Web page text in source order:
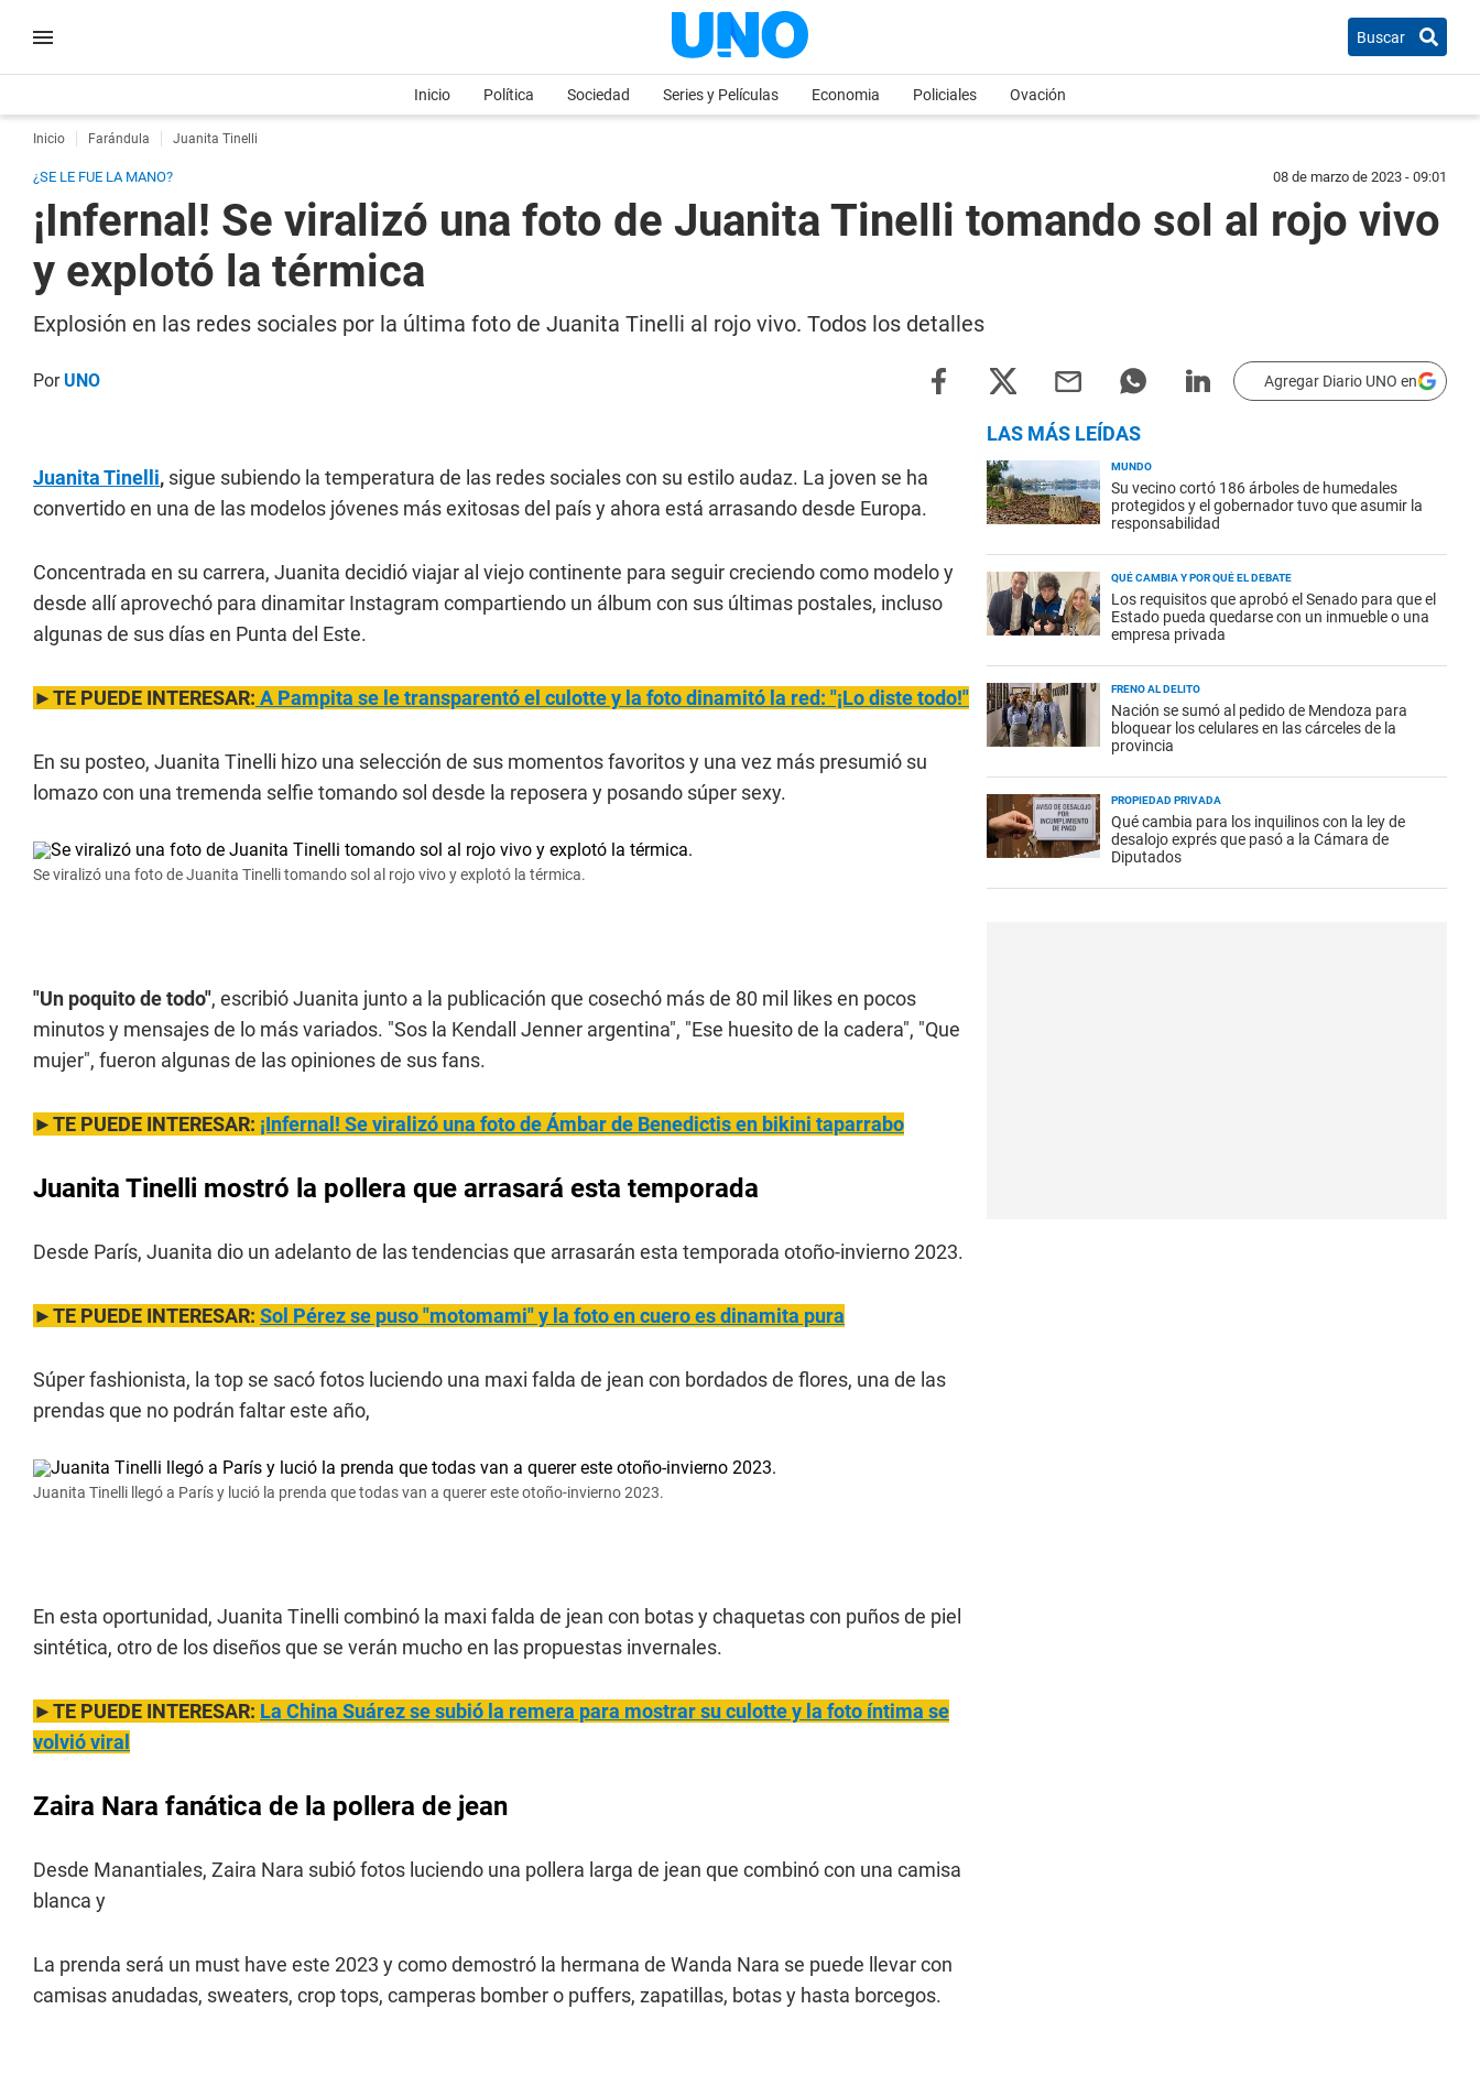
Buscar
Inicio Política Sociedad Series y Películas Economia Policiales Ovación
Inicio Farándula Juanita Tinelli
¿SE LE FUE LA MANO? 08 de marzo de 2023 - 09:01
¡Infernal! Se viralizó una foto de Juanita Tinelli tomando sol al rojo vivo
y explotó la térmica
Explosión en las redes sociales por la última foto de Juanita Tinelli al rojo vivo. Todos los detalles
PorUNO Agregar Diario UNO en
Juanita Tinelli, sigue subiendo la temperatura de las redes sociales con su estilo audaz. La joven se ha
convertido en una de las modelos jóvenes más exitosas del país y ahora está arrasando desde Europa.
Concentrada en su carrera, Juanita decidió viajar al viejo continente para seguir creciendo como modelo y
desde allí aprovechó para dinamitar Instagram compartiendo un álbum con sus últimas postales, incluso
algunas de sus días en Punta del Este.
►TE PUEDE INTERESAR: A Pampita se le transparentó el culotte y la foto dinamitó la red: "¡Lo diste todo!"
En su posteo, Juanita Tinelli hizo una selección de sus momentos favoritos y una vez más presumió su
lomazo con una tremenda selfie tomando sol desde la reposera y posando súper sexy.
Se viralizó una foto de Juanita Tinelli tomando sol al rojo vivo y explotó la térmica.
"Un poquito de todo", escribió Juanita junto a la publicación que cosechó más de 80 mil likes en pocos
minutos y mensajes de lo más variados. "Sos la Kendall Jenner argentina", "Ese huesito de la cadera", "Que
mujer", fueron algunas de las opiniones de sus fans.
►TE PUEDE INTERESAR: ¡Infernal! Se viralizó una foto de Ámbar de Benedictis en bikini taparrabo
Juanita Tinelli mostró la pollera que arrasará esta temporada
Desde París, Juanita dio un adelanto de las tendencias que arrasarán esta temporada otoño-invierno 2023.
►TE PUEDE INTERESAR: Sol Pérez se puso "motomami" y la foto en cuero es dinamita pura
Súper fashionista, la top se sacó fotos luciendo una maxi falda de jean con bordados de flores, una de las
prendas que no podrán faltar este año,
Juanita Tinelli llegó a París y lució la prenda que todas van a querer este otoño-invierno 2023.
En esta oportunidad, Juanita Tinelli combinó la maxi falda de jean con botas y chaquetas con puños de piel
sintética, otro de los diseños que se verán mucho en las propuestas invernales.
►TE PUEDE INTERESAR: La China Suárezse subió la remera para mostrar su culotte y la foto íntima se
volvió viral
Zaira Nara fanática de la pollera de jean
Desde Manantiales, Zaira Nara subió fotos luciendo una pollera larga de jean que combinó con una camisa
blanca y
La prenda será un must have este 2023 y como demostró la hermana de Wanda Nara se puede llevar con
camisas anudadas, sweaters, crop tops, camperas bomber o puffers, zapatillas, botas y hasta borcegos.
LAS MÁS LEÍDAS
MUNDO
Su vecino cortó 186 árboles de humedales
protegidos y el gobernador tuvo que asumir la
responsabilidad
QUÉ CAMBIA Y POR QUÉ EL DEBATE
Los requisitos que aprobó el Senado para que el
Estado pueda quedarse con un inmueble o una
empresa privada
FRENO AL DELITO
Nación se sumó al pedido de Mendoza para
bloquear los celulares en las cárceles de la
provincia
PROPIEDAD PRIVADA
Qué cambia para los inquilinos con la ley de
desalojo exprés que pasó a la Cámara de
Diputados